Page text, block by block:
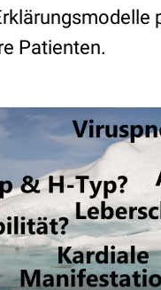
Patienten.